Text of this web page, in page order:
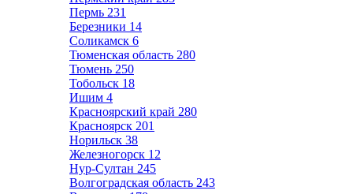
Пермь 231
Березники 14
Соликамск 6
Тюменская область 280
Тюмень 250
Тобольск 18
Ишим 4
Красноярский край 280
Красноярск 201
Норильск 38
Железногорск 12
Нур-Султан 245
Волгоградская область 243